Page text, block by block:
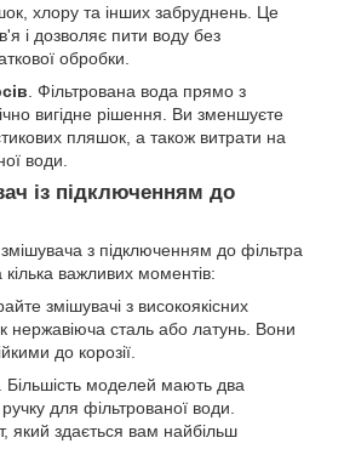
хлору та інших забруднень. Це
і дозволяє пити воду без
обробки.
. Фільтрована вода прямо з
вигідне рішення. Ви зменшуєте
пляшок, а також витрати на
води.
із підключенням до
з підключенням до фільтра
кілька важливих моментів:
змішувачі з високоякісних
нержавіюча сталь або латунь. Вони
до корозії.
. Більшість моделей мають два
для фільтрованої води.
який здається вам найбільш